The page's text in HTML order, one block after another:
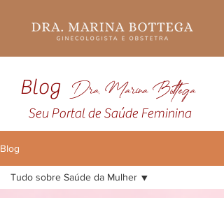
Blog Dra. Marina Bottega
Seu Portal de Saúde Feminina
Blog
Tudo sobre Saúde da Mulher